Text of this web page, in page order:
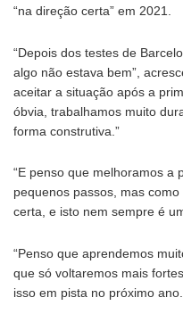
“na direção certa” em 2021.
“Depois dos testes de
algo não estava bem”,
aceitar a situação após a
óbvia, trabalhamos muito
forma construtiva.”
“E penso que melhoramos a
pequenos passos, mas
certa, e isto nem sempre é
“Penso que aprendemos
que só voltaremos mais
isso em pista no próximo